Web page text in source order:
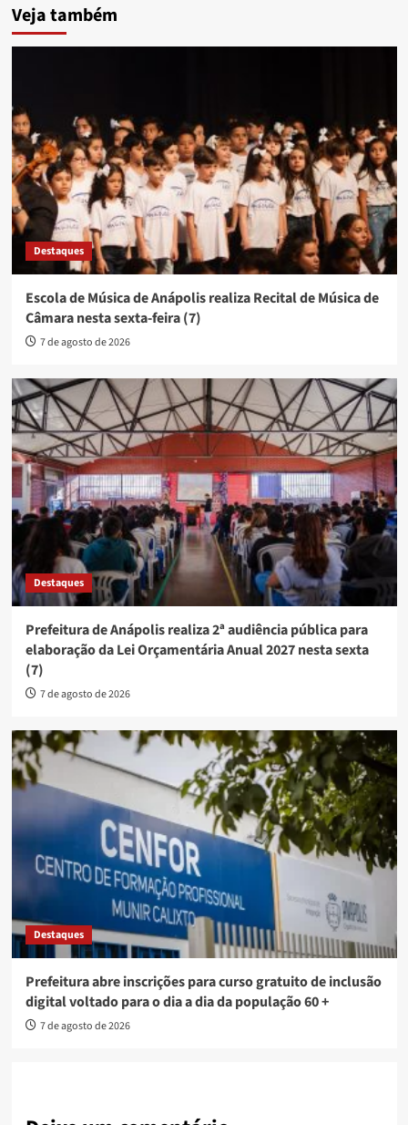
Veja também
Destaques
Escola de Música de Anápolis realiza Recital de Música de
Câmara nesta sexta-feira (7)
7 de agosto de 2026
Destaques
Prefeitura de Anápolis realiza 2ª audiência pública para
elaboração da Lei Orçamentária Anual 2027 nesta sexta
(7)
7 de agosto de 2026
Destaques
Prefeitura abre inscrições para curso gratuito de inclusão
digital voltado para o dia a dia da população 60 +
7 de agosto de 2026